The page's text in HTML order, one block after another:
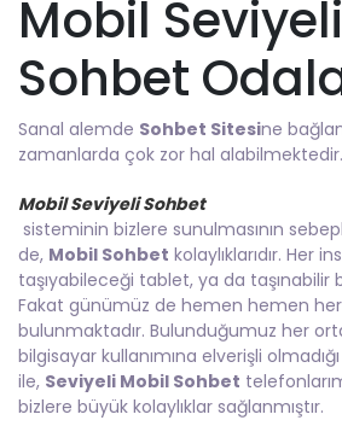
Mobil Seviyeli
Sohbet
Sanal alemde Sohbet Sitesine
zamanlarda çok zor hal alabilmektedir.
Mobil Seviyeli Sohbet
sisteminin bizlere sunulmasının
de, Mobil Sohbet kolaylıklarıdır. Her
taşıyabileceği tablet, ya da taşınabilir
Fakat günümüz de hemen hemen her
bulunmaktadır. Bulunduğumuz her
bilgisayar kullanımına elverişli
ile, Seviyeli Mobil Sohbet
bizlere büyük kolaylıklar sağlanmıştır.